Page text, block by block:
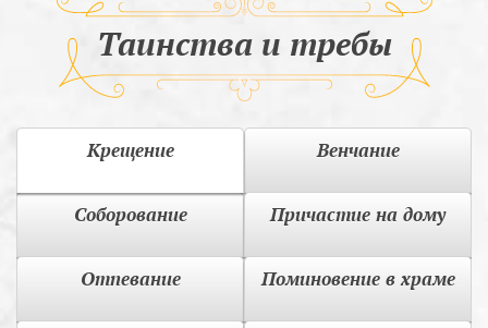
Таинства и требы
Крещение Венчание
Соборование Причастие на дому
Отпевание Поминовение в храме